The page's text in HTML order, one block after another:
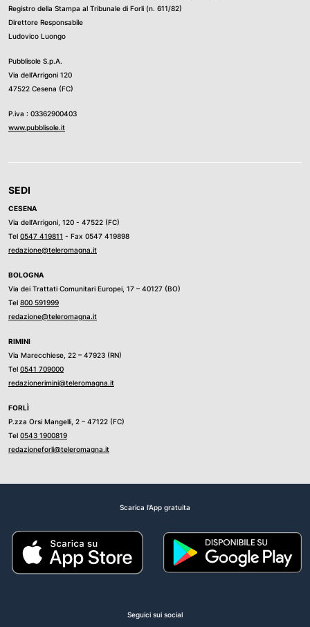
Registro della Stampa al Tribunale di Forli (n. 611/82)
Direttore Responsabile
Ludovico Luongo
Pubblisole S.p.A.
Via dell’Arrigoni 120
47522 Cesena (FC)
P.iva : 03362900403
www.pubblisole.it
SEDI
CESENA
Via dell’Arrigoni, 120 - 47522 (FC)
Tel 0547 419811 - Fax 0547 419898
redazione@teleromagna.it
BOLOGNA
Via dei Trattati Comunitari Europei, 17 – 40127 (BO)
Tel 800 591999
redazione@teleromagna.it
RIMINI
Via Marecchiese, 22 – 47923 (RN)
Tel 0541 709000
redazionerimini@teleromagna.it
FORLÌ
P.zza Orsi Mangelli, 2 – 47122 (FC)
Tel 0543 1900819
redazioneforli@teleromagna.it
Scarica l'App gratuita
Seguici sui social